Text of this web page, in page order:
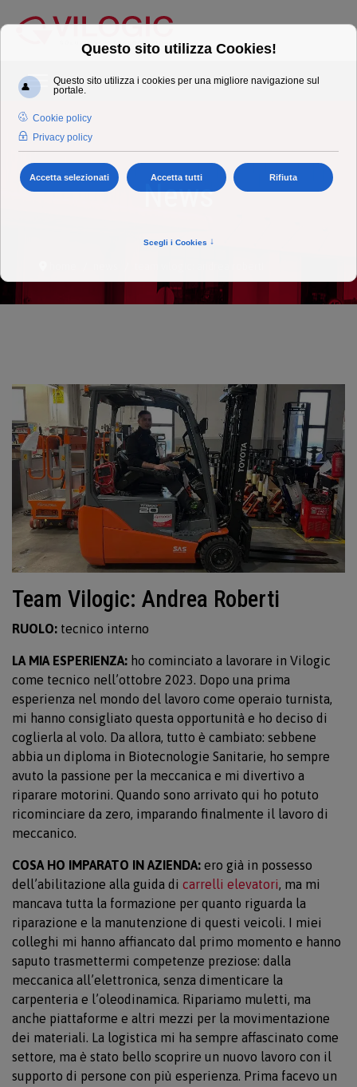
News
Team Vilogic: Andrea Roberti
RUOLO: tecnico interno
LA MIA ESPERIENZA: ho cominciato a lavorare in Vilogic
come tecnico nell’ottobre 2023. Dopo una prima
esperienza nel mondo del lavoro come operaio turnista,
mi hanno consigliato questa opportunità e ho deciso di
coglierla al volo. Da allora, tutto è cambiato: sebbene
abbia un diploma in Biotecnologie Sanitarie, ho sempre
avuto la passione per la meccanica e mi divertivo a
riparare motorini. Quando sono arrivato qui ho potuto
ricominciare da zero, imparando finalmente il lavoro di
meccanico.
COSA HO IMPARATO IN AZIENDA: ero già in possesso
dell’abilitazione alla guida di carrelli elevatori, ma mi
mancava tutta la formazione per quanto riguarda la
riparazione e la manutenzione di questi veicoli. I miei
colleghi mi hanno affiancato dal primo momento e hanno
saputo trasmettermi competenze preziose: dalla
meccanica all’elettronica, senza dimenticare la
carpenteria e l’oleodinamica. Ripariamo muletti, ma
anche piattaforme e altri mezzi per la movimentazione
dei materiali. La logistica mi ha sempre affascinato come
settore, ma è stato bello scoprire un nuovo lavoro con il
supporto di persone con più esperienza. Prima facevo un